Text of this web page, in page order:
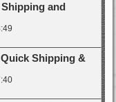
and
Shipping &